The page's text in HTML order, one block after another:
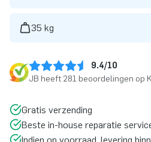
35 kg
9.4/10
JB heeft 281 beoordelingen op
Gratis verzending
Beste in-house reparatie
Indien op voorraad, levering